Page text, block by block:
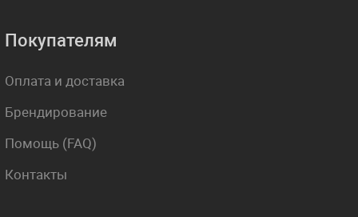
Покупателям
Оплата и доставка
Брендирование
Помощь (FAQ)
Контакты